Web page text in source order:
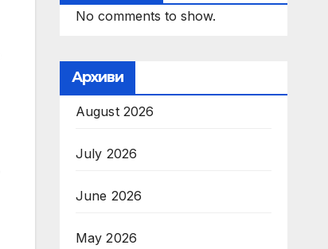
No comments to show.
Архиви
August 2026
July 2026
June 2026
May 2026